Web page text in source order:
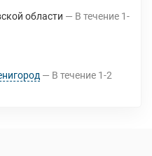
области В течение 1-
В течение 1-2